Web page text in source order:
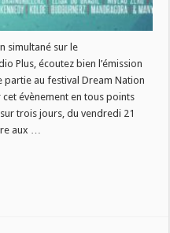
simultané sur le
Plus, écoutez bien l’émission
partie au festival Dream Nation
évènement en tous points
trois jours, du vendredi 21
aux …